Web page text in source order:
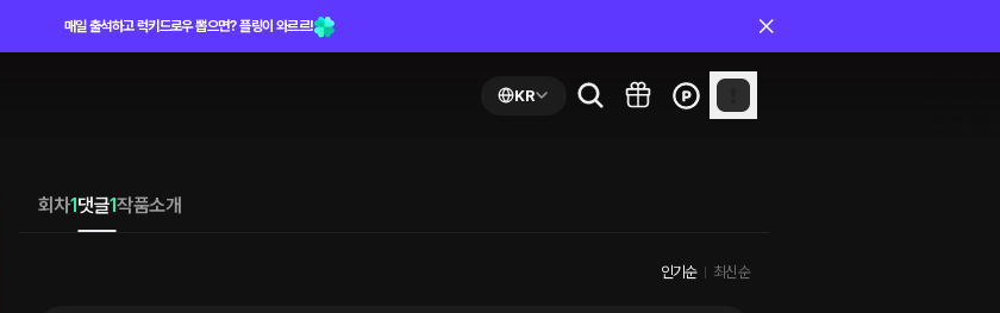
매일 출석하고 럭키드로우 뽑으면? 플링이 와르르!
KR
회차1댓글1작품소개
인기순 최신순